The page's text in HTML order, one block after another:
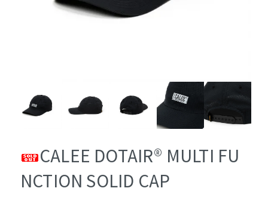
CALEE DOTAIR®︎ MULTI FU
NCTION SOLID CAP